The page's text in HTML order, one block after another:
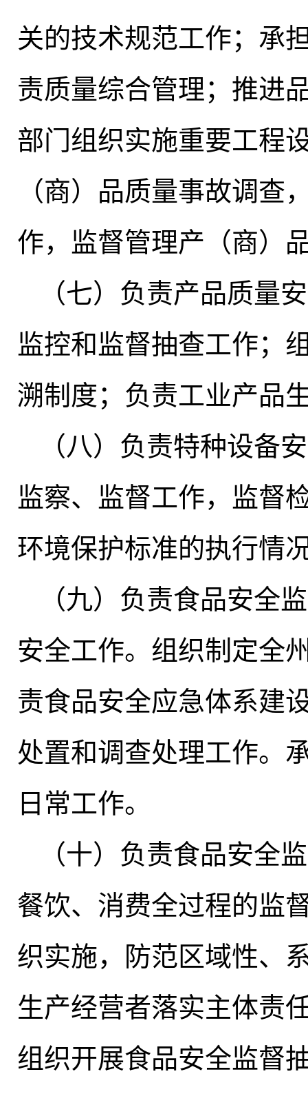
关的技术规范工作；承
责质量综合管理；推进
部门组织实施重要工程
（商）品质量事故调查
作，监督管理产（商）
（七）负责产品质量
监控和监督抽查工作；
溯制度； 负责工业产品
（八）负责特种设备
监察、监督工作，监督
环境保护标准的执行情
（九）负责食品安全
安全工作。组织制定全
责食品安全应急体系建
处置和调查处理工作。
日常工作。
（十）负责食品安全
餐饮、消费全过程的监
织实施，防范区域性、
生产经营者落实主体责
组织开展食品安全监督